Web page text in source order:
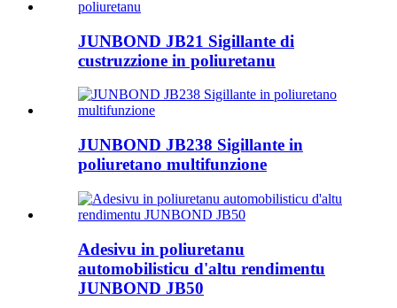
JUNBOND JB21 Sigillante di
custruzzione in poliuretanu
JUNBOND JB238 Sigillante in
poliuretano multifunzione
Adesivu in poliuretanu
automobilisticu d'altu rendimentu
JUNBOND JB50